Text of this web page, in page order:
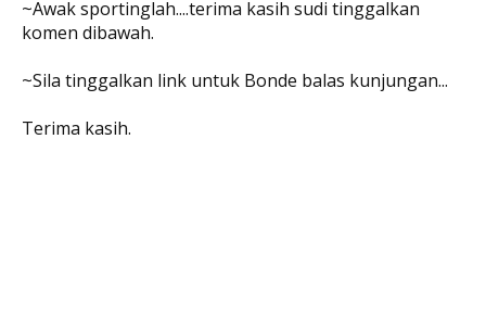
~Awak sportinglah....terima kasih sudi tinggalkan
komen dibawah.
~Sila tinggalkan link untuk Bonde balas kunjungan...
Terima kasih.